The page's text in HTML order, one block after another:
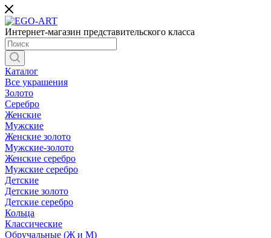
Интернет-магазин представительского класса
Каталог
Все украшения
Золото
Серебро
Женские
Мужские
Женские золото
Мужские-золото
Женские серебро
Мужские серебро
Детские
Детские золото
Детские серебро
Кольца
Классические
Обручальные (Ж и М)